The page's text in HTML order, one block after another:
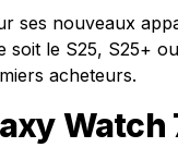
ses nouveaux
soit le S25, S25+
acheteurs.
Watch